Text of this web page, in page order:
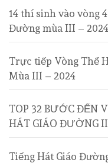
14 thí sinh vào vòng
Đường mùa III – 2024
Trực tiếp Vòng Thể
Mùa III – 2024
TOP 32 BƯỚC ĐẾN
HÁT GIÁO ĐƯỜNG
Tiếng Hát Giáo